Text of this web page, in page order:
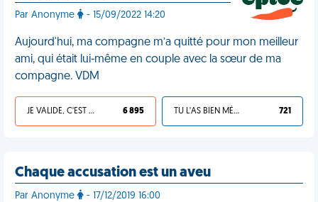
Par Anonyme - 15/09/2022 14:20
Aujourd'hui, ma compagne m’a quitté pour mon meilleur
ami, qui était lui-même en couple avec la sœur de ma
compagne. VDM
JE VALIDE, C'EST UNE VDM 6 895 TU L'AS BIEN MÉRITÉ 721
Chaque accusation est un aveu
Par Anonyme - 17/12/2019 16:00